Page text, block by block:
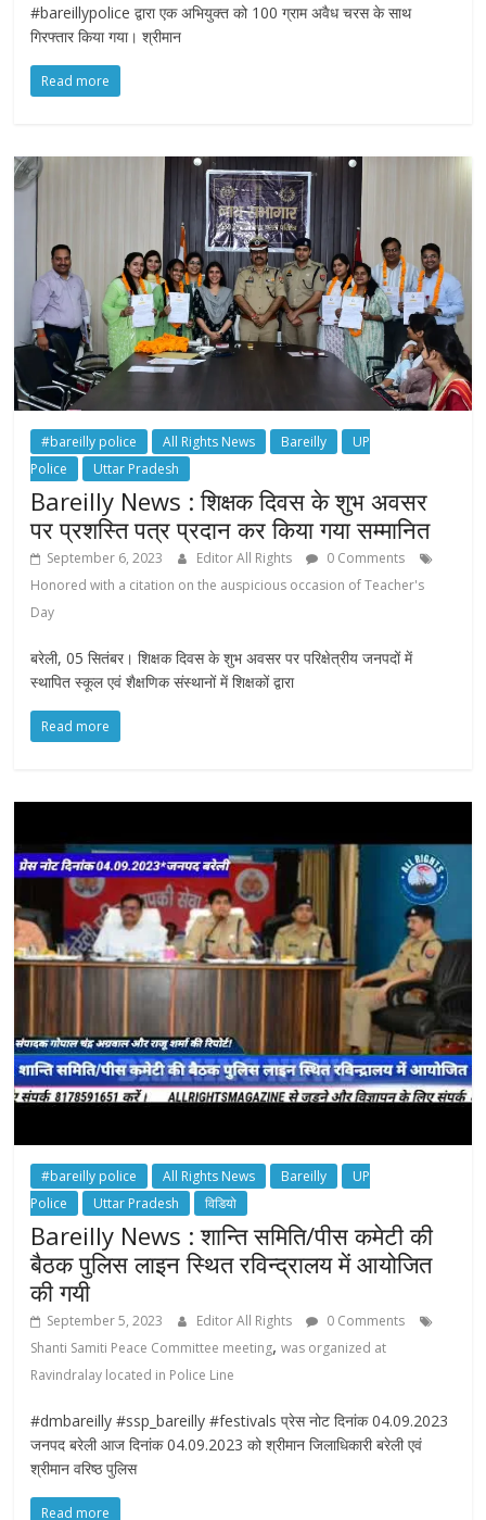
#bareillypolice द्वारा एक अभियुक्त को 100 ग्राम अवैध चरस के साथ
गिरफ्तार किया गया। श्रीमान
Read more
#bareilly police All Rights News Bareilly
UP
Police
Uttar Pradesh
Bareilly News : शिक्षक दिवस के शुभ अवसर
पर प्रशस्ति पत्र प्रदान कर किया गया सम्मानित
September 6, 2023 Editor All Rights
0 Comments
Honored with a citation on the auspicious occasion of Teacher's
Day
बरेली, 05 सितंबर। शिक्षक दिवस के शुभ अवसर पर परिक्षेत्रीय जनपदों में
स्थापित स्कूल एवं शैक्षणिक संस्थानों में शिक्षकों द्वारा
Read more
#bareilly police All Rights News Bareilly
UP
Police
Uttar Pradesh विडियो
Bareilly News : शान्ति समिति/पीस कमेटी की
बैठक पुलिस लाइन स्थित रविन्द्रालय में आयोजित
की गयी
September 5, 2023 Editor All Rights
0 Comments
Shanti Samiti Peace Committee meeting,was organized at
Ravindralay located in Police Line
#dmbareilly #ssp_bareilly #festivals प्रेस नोट दिनांक 04.09.2023
जनपद बरेली आज दिनांक 04.09.2023 को श्रीमान जिलाधिकारी बरेली एवं
श्रीमान वरिष्ठ पुलिस
Read more